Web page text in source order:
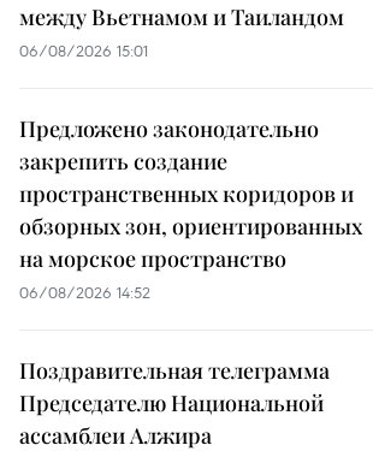
между Вьетнамом и Таиландом
06/08/2026 15:01
Предложено законодательно
закрепить создание
пространственных коридоров и
обзорных зон, ориентированных
на морское пространство
06/08/2026 14:52
Поздравительная телеграмма
Председателю Национальной
ассамблеи Алжира